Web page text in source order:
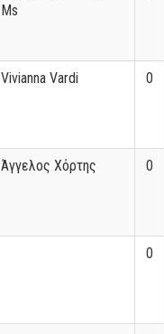
Ms
Vivianna Vardi 0
Άγγελος Χόρτης 0
0